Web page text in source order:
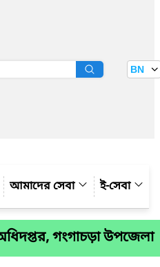
বাতায়ন BN
আমাদের সেবা ই-সেবা
গংগাচড়া উপজেলা